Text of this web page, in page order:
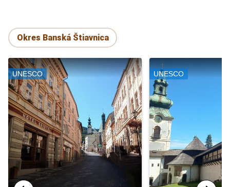
Okres Banská Štiavnica
UNESCO UNESCO